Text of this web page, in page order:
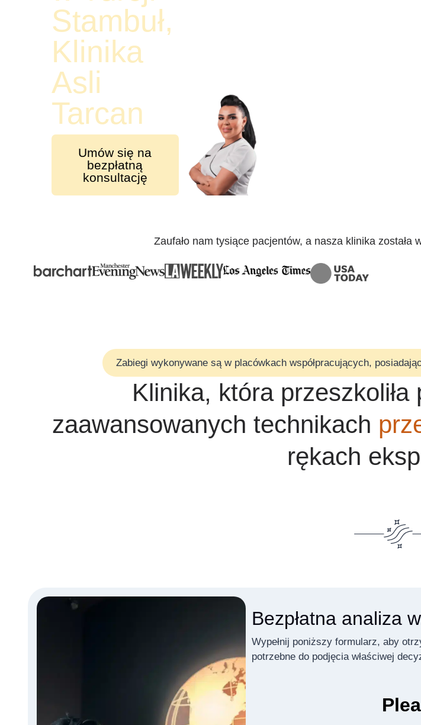
Stambuł,
Klinika
Asli
Tarcan
Umów się na
bezpłatną
konsultację
Zaufało nam tysiące pacjentów, a nasza klinika została
Zabiegi wykonywane są w placówkach współpracujących,
Klinika, która przeszkoliła
zaawansowanych technikach
rękach
Bezpłatna analiza
Wypełnij poniższy formularz, aby
potrzebne do podjęcia właściwej